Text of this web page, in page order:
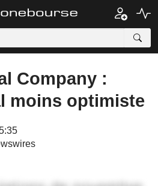
Company :
moins optimiste